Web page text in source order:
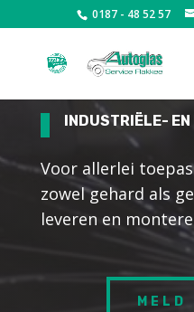
0187 - 48 52 57
INDUSTRIËLE-
Voor allerlei
zowel gehard als
leveren en
MELD